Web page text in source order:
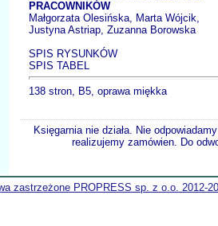
PRACOWNIKÓW
Małgorzata Olesińska, Marta Wójcik,
Justyna Astriap, Zuzanna Borowska
SPIS RYSUNKÓW
SPIS TABEL
138 stron, B5, oprawa miękka
Księgarnia nie działa. Nie
realizujemy zamówien. Do
zastrzeżone PROPRESS sp. z o.o. 2012-